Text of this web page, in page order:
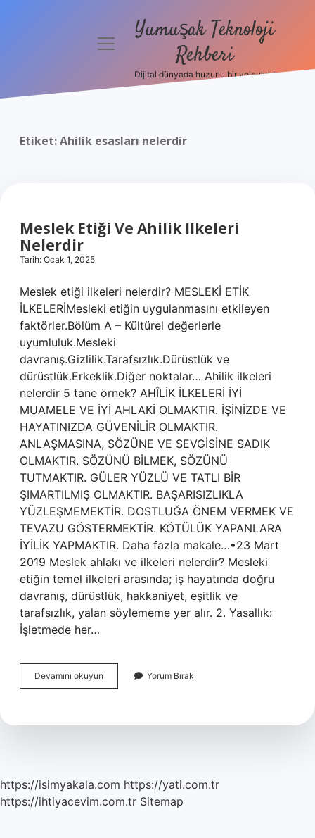
Politikası
menüyüYumuşak Teknoloji
Rehberi
Dijital dünyada huzurlu bir yolculuk!
Etiket:Ahilik esasları nelerdir
Meslek Etiği Ve Ahilik Ilkeleri
Nelerdir
Tarih: Ocak 1, 2025
Meslek etiği ilkeleri nelerdir? MESLEKİ ETİK
İLKELERİMesleki etiğin uygulanmasını etkileyen
faktörler.Bölüm A – Kültürel değerlerle
uyumluluk.Mesleki
davranış.Gizlilik.Tarafsızlık.Dürüstlük ve
dürüstlük.Erkeklik.Diğer noktalar… Ahilik ilkeleri
nelerdir 5 tane örnek? AHÎLİK İLKELERİ İYİ
MUAMELE VE İYİ AHLAKİ OLMAKTIR. İŞİNİZDE VE
HAYATINIZDA GÜVENİLİR OLMAKTIR.
ANLAŞMASINA, SÖZÜNE VE SEVGİSİNE SADIK
OLMAKTIR. SÖZÜNÜ BİLMEK, SÖZÜNÜ
TUTMAKTIR. GÜLER YÜZLÜ VE TATLI BİR
ŞIMARTILMIŞ OLMAKTIR. BAŞARISIZLIKLA
YÜZLEŞMEMEKTİR. DOSTLUĞA ÖNEM VERMEK VE
TEVAZU GÖSTERMEKTİR. KÖTÜLÜK YAPANLARA
İYİLİK YAPMAKTIR. Daha fazla makale…•23 Mart
2019 Meslek ahlakı ve ilkeleri nelerdir? Mesleki
etiğin temel ilkeleri arasında; iş hayatında doğru
davranış, dürüstlük, hakkaniyet, eşitlik ve
tarafsızlık, yalan söylememe yer alır. 2. Yasallık:
İşletmede her…
Devamını okuyun
Etiği
Ilkeleri
Yorum Bırak
https://isimyakala.com https://yati.com.tr
https://ihtiyacevim.com.tr Sitemap